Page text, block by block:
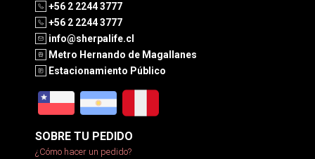
+56 2 2244 3777
+56 2 2244 3777
info@sherpalife.cl
Metro Hernando de Magallanes
Estacionamiento Público
SOBRE TU PEDIDO
¿Cómo hacer un pedido?